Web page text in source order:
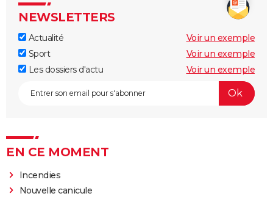
NEWSLETTERS
Actualité
Voir un exemple
Sport
Voir un exemple
Les dossiers d'actu
Voir un exemple
EN CE MOMENT
Incendies
Nouvelle canicule